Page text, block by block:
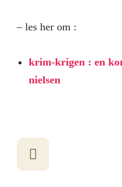
– les her om :
krim-krigen : en
nielsen